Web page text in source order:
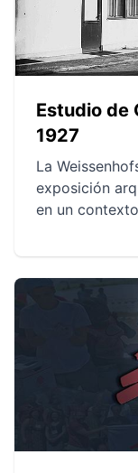
Estudio de
1927
La
exposición
en un
enfoques
prefabricada
y asequibles.
duradera en
prefigurar el